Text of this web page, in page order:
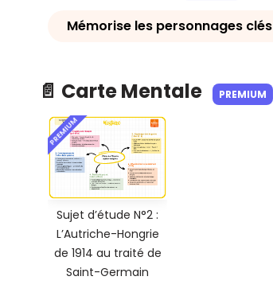
Mémorise les personnages clés
📄 Carte Mentale PREMIUM
PREMIUM
Sujet d’étude N°2 :
L’Autriche-Hongrie
de 1914 au traité de
Saint-Germain